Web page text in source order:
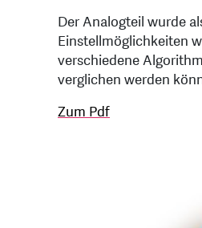
Der Analogteil wurde
Einstellmöglichkeiten
verschiedene
verglichen werden
Zum Pdf